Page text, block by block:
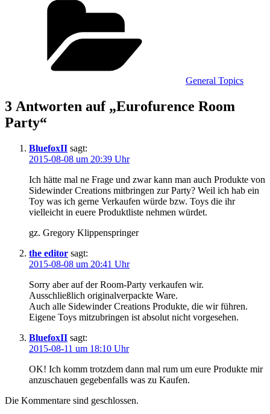
General Topics
3 Antworten auf „Eurofurence Room
Party“
BluefoxII sagt:
2015-08-08 um 20:39 Uhr
Ich hätte mal ne Frage und zwar kann man auch Produkte von
Sidewinder Creations mitbringen zur Party? Weil ich hab ein
Toy was ich gerne Verkaufen würde bzw. Toys die ihr
vielleicht in euere Produktliste nehmen würdet.
gz. Gregory Klippenspringer
the editor sagt:
2015-08-08 um 20:41 Uhr
Sorry aber auf der Room-Party verkaufen wir.
Ausschließlich originalverpackte Ware.
Auch alle Sidewinder Creations Produkte, die wir führen.
Eigene Toys mitzubringen ist absolut nicht vorgesehen.
BluefoxII sagt:
2015-08-11 um 18:10 Uhr
OK! Ich komm trotzdem dann mal rum um eure Produkte mir
anzuschauen gegebenfalls was zu Kaufen.
Die Kommentare sind geschlossen.